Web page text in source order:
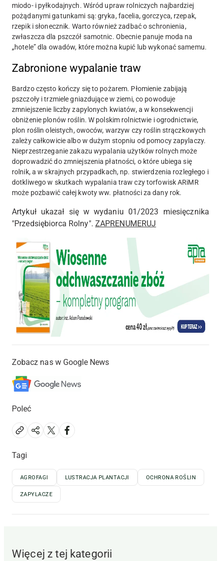
miodo- i pyłkodajnych. Wśród upraw rolniczych najbardziej
pożądanymi gatunkami są: gryka, facelia, gorczyca, rzepak,
rzepik i słonecznik. Warto również zadbać o schronienia,
zwłaszcza dla pszczół samotnic. Obecnie panuje moda na
„hotele” dla owadów, które można kupić lub wykonać samemu.
Zabronione wypalanie traw
Bardzo często kończy się to pożarem. Płomienie zabijają
pszczoły i trzmiele gniazdujące w ziemi, co powoduje
zmniejszenie liczby zapylonych kwiatów, a w konsekwencji
obniżenie plonów roślin. W polskim rolnictwie i ogrodnictwie,
plon roślin oleistych, owoców, warzyw czy roślin strączkowych
zależy całkowicie albo w dużym stopniu od pomocy zapylaczy.
Nieprzestrzeganie zakazu wypalania użytków rolnych może
doprowadzić do zmniejszenia płatności, o które ubiega się
rolnik, a w skrajnych przypadkach, np. stwierdzenia rozległego i
dotkliwego w skutkach wypalania traw czy torfowisk ARiMR
może pozbawić całej kwoty ww. płatności za dany rok.
Artykuł ukazał się w wydaniu 01/2023 miesięcznika
"Przedsiębiorca Rolny". ZAPRENUMERUJ
Zobacz nas w Google News
Poleć
Tagi
AGROFAGI LUSTRACJA PLANTACJI OCHRONA ROŚLIN
ZAPYLACZE
Więcej z tej kategorii